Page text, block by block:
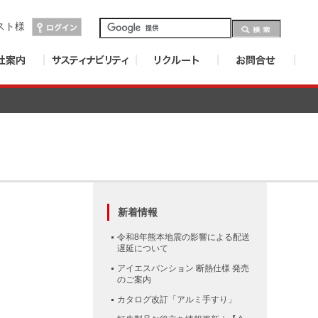
ト様
新着情報
令和8年熊本地震の影響による配送
遅延について
アイエスパンション 断熱仕様 発売
のご案内
カタログ改訂「アルミ手すり」